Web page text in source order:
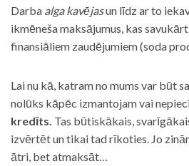
Darba alga kavējasun līdz ar to
ikmēneša maksājumus, kas
finansiāliem zaudējumiem (soda
Lai nu kā, katram no mums var būt
nolūks kāpēc izmantojam vai
kredīts. Tas būtiskākais,
izvērtēt un tikai tad rīkoties. Jo
ātri, bet atmaksāt…